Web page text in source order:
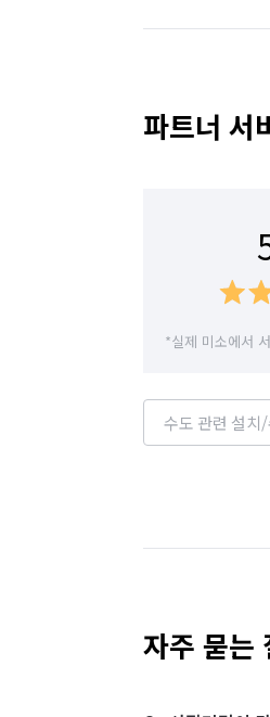
파트너 서
*실제 미소에서
자주 묻는